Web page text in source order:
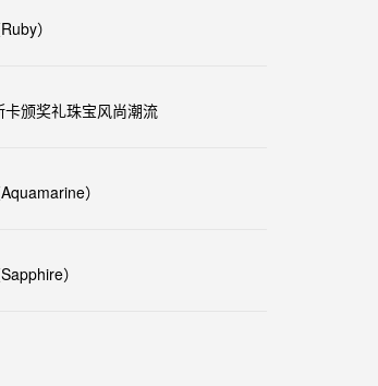
）
颁奖礼珠宝风尚潮流
）
）